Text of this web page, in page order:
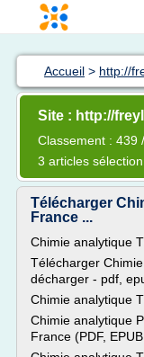
Accueil > http://
Site : http://
Classement : 439 /
3 articles
Télécharger
France ...
Chimie analytique
Télécharger
décharger - pdf,
Chimie analytique
Chimie analytique
France (PDF,